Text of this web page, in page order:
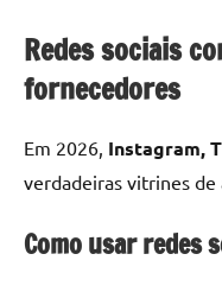
Redes sociais
fornecedores
Em 2026, Instagram,
verdadeiras vitrines de
Como usar redes